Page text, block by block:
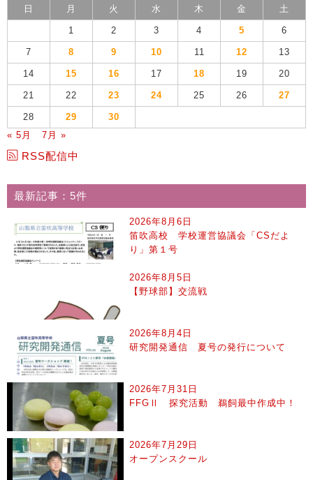
日 月 火 水 木 金 土
1 2 3 4 5 6
7 8 9 10 11 12 13
14 15 16 17 18 19 20
21 22 23 24 25 26 27
28 29
30
« 5月
7月 »
RSS配信中
最新記事：5件
2026年8月6日
笛吹高校 学校運営協議会「CSだよ
り」第１号
2026年8月5日
【野球部】交流戦
2026年8月4日
研究開発通信 夏号の発行について
2026年7月31日
FFGⅡ 探究活動 鵜飼最中作成中！
2026年7月29日
オープンスクール